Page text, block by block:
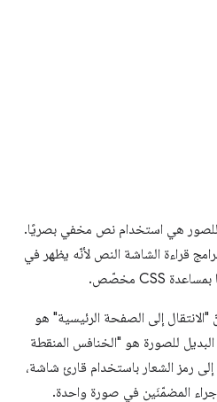
هي استخدام نص مخفي بصريًا.
قراءة الشاشة النص لأنّه يظهر في
إلى الصفحة الرئيسية" هو
للصورة هو "الخنافس المنقطة
الشعار باستخدام قارئ شاشة،
المضمّنَين في صورة واحدة.